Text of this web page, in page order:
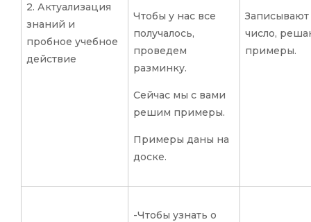
2. Актуализация
знаний и
пробное учебное
действие
Чтобы у нас все
получалось,
проведем
разминку.
Сейчас мы с вами
решим примеры.
Примеры даны на
доске.
Записывают
число,
примеры.
-Чтобы узнать о